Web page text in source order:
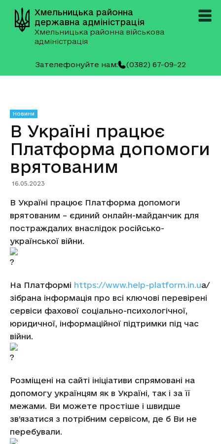
Хмельницька районна
державна адміністрація
Хмельницька районна військова
адміністрація
Зателефонуйте нам: (0382) 67-09-22
Новини
В Україні працює
Платформа допомоги
врятованим
16.05.2023
В Україні працює Платформа допомоги
врятованим – єдиний онлайн-майданчик для
постраждалих внаслідок російсько-
української війни.
На Платформі https://www.help-platform.in.ua/
зібрана інформація про всі ключові перевірені
сервіси фахової соціально-психологічної,
юридичної, інформаційної підтримки під час
війни.
Розміщені на сайті ініціативи спрямовані на
допомогу українцям як в Україні, так і за її
межами. Ви можете простіше і швидше
зв’язатися з потрібним сервісом, де б Ви не
перебували.